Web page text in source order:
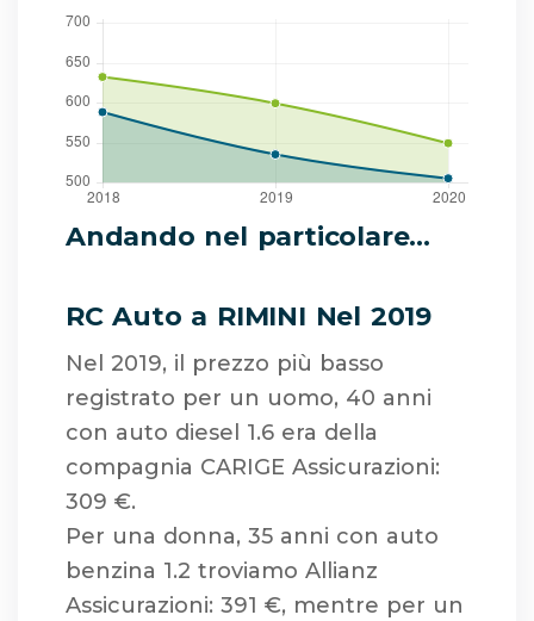
Andando nel particolare...
RC Auto a RIMINI Nel 2019
Nel 2019, il prezzo più basso
registrato per un uomo, 40 anni
con auto diesel 1.6 era della
compagnia CARIGE Assicurazioni:
309 €.
Per una donna, 35 anni con auto
benzina 1.2 troviamo Allianz
Assicurazioni: 391 €, mentre per un